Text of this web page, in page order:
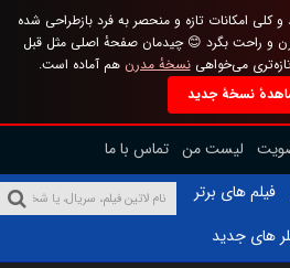
کلی امکانات تازه و منحصر به فرد بازطراحی شده
و راحت بگرد 😊 چیدمان صفحهٔ اصلی مثل قبل
می‌خواهینسخهٔ مدرن هم آماده است.
نسخهٔ جدید
لیست من تماس با ما
فیلم های برتر
های جدید